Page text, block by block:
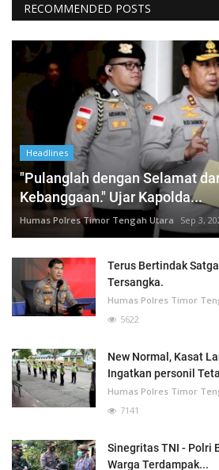
RECOMMENDED POSTS
Headlines
"Pulanglah dengan Selamat
Kebanggaan." Ujar Kapolda...
Humas Polres Timor Tengah Utara Sep 3,
Terus Bertindak
Tersangka.
Humas Polres Timor
5622
New Normal, Kasat
Ingatkan personil
Humas Polres Timor
7141
Sinegritas TNI - Polri
Warga Terdampak...